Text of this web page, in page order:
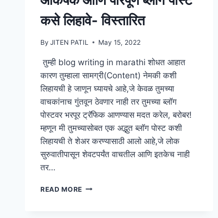
कसे लिहावे- विस्तारित
By JITEN PATIL May 15, 2022
तुम्ही blog writing in marathi शोधत आहात
कारण तुम्हाला सामग्री(Content) नेमकी कशी
लिहायची हे जाणून घ्यायचे आहे,जे केवळ तुमच्या
वाचकांनाच गुंतवून ठेवणार नाही तर तुमच्या ब्लॉग
पोस्टवर भरपूर ट्रॅफिक आणण्यास मदत करेल, बरोबर!
म्हणून मी तुमच्यासोबत एक अद्भुत ब्लॉग पोस्ट कशी
लिहायची ते शेअर करण्यासाठी आलो आहे,जे लोक
सुरुवातीपासून शेवटपर्यंत वाचतील आणि इतकेच नाही
तर…
READ MORE आकर्षक